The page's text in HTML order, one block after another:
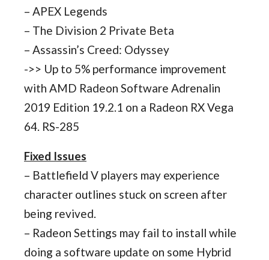
– APEX Legends
– The Division 2 Private Beta
– Assassin’s Creed: Odyssey
->> Up to 5% performance improvement
with AMD Radeon Software Adrenalin
2019 Edition 19.2.1 on a Radeon RX Vega
64. RS-285
Fixed Issues
– Battlefield V players may experience
character outlines stuck on screen after
being revived.
– Radeon Settings may fail to install while
doing a software update on some Hybrid